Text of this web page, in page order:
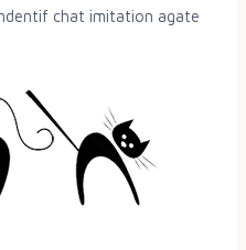
chat imitation agate